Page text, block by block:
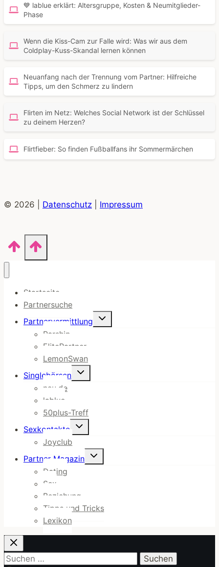
💙 lablue erklärt: Altersgruppe, Kosten & Neumitglieder-
Phase
Wenn die Kiss-Cam zur Falle wird: Was wir aus dem
Coldplay-Kuss-Skandal lernen können
Neuanfang nach der Trennung vom Partner: Hilfreiche
Tipps, um den Schmerz zu lindern
Flirten im Netz: Welches Social Network ist der Schlüssel
zu deinem Herzen?
Flirtfieber: So finden Fußballfans ihr Sommermärchen
© 2026 | Datenschutz Impressum
Startseite
Partnersuche
Partnervermittlung
Untermenü
umschalten
Parship
ElitePartner
LemonSwan
Singlebörsen
Untermenü
umschalten
neu.de
lablue
50plus-Treff
Sexkontakte
Untermenü
umschalten
Joyclub
Partner Magazin
Untermenü
umschalten
Dating
Sex
Beziehung
Tipps und Tricks
Lexikon
Suchen